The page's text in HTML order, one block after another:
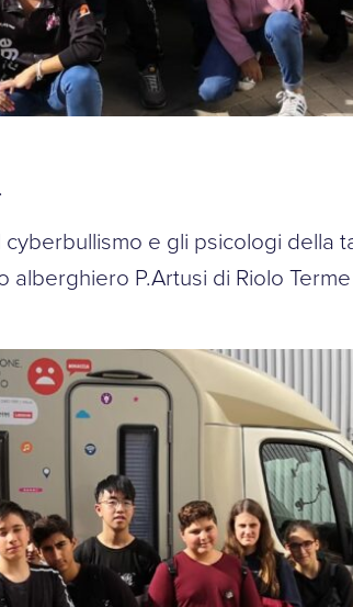
e gli psicologi della
P.Artusi di Riolo